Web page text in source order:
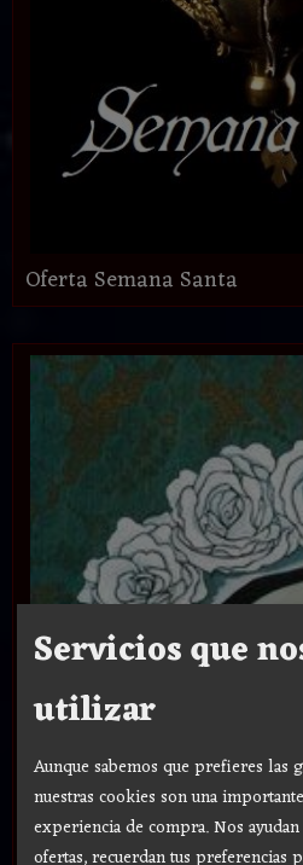
Oferta Semana Santa
Servicios que
utilizar
Aunque sabemos que prefieres las
nuestras cookies son una
experiencia de compra. Nos ayudan
ofertas, recuerdan tus preferencias